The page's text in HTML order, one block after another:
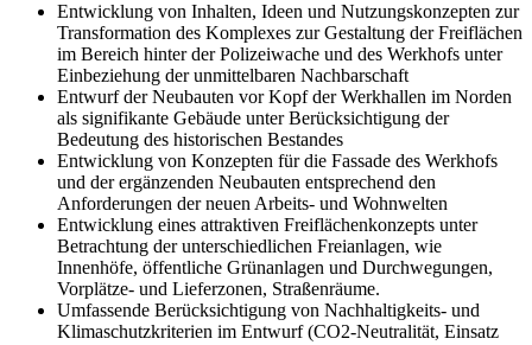
Entwicklung von Inhalten, Ideen und Nutzungskonzepten zur
Transformation des Komplexes zur Gestaltung der Freiflächen
im Bereich hinter der Polizeiwache und des Werkhofs unter
Einbeziehung der unmittelbaren Nachbarschaft
Entwurf der Neubauten vor Kopf der Werkhallen im Norden
als signifikante Gebäude unter Berücksichtigung der
Bedeutung des historischen Bestandes
Entwicklung von Konzepten für die Fassade des Werkhofs
und der ergänzenden Neubauten entsprechend den
Anforderungen der neuen Arbeits- und Wohnwelten
Entwicklung eines attraktiven Freiflächenkonzepts unter
Betrachtung der unterschiedlichen Freianlagen, wie
Innenhöfe, öffentliche Grünanlagen und Durchwegungen,
Vorplätze- und Lieferzonen, Straßenräume.
Umfassende Berücksichtigung von Nachhaltigkeits- und
Klimaschutzkriterien im Entwurf (CO2-Neutralität, Einsatz